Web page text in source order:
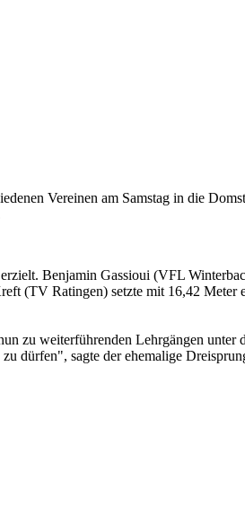
Vereinen am Samstag in die
Benjamin Gassioui (VFL
(TV Ratingen) setzte mit 16,42 Meter
zu weiterführenden Lehrgängen
dürfen", sagte der ehemalige